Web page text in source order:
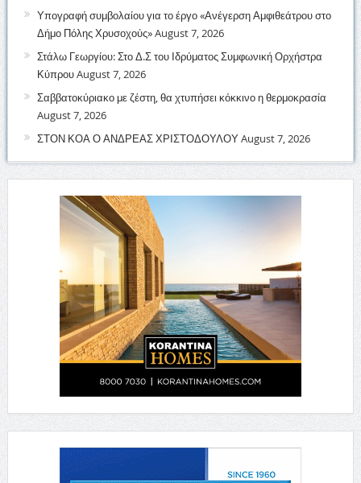
Υπογραφή συμβολαίου για το έργο «Ανέγερση Αμφιθεάτρου στο
Δήμο Πόλης Χρυσοχούς»August 7, 2026
Στάλω Γεωργίου: Στο Δ.Σ του Ιδρύματος Συμφωνική Ορχήστρα
ΚύπρουAugust 7, 2026
Σαββατοκύριακο με ζέστη, θα χτυπήσει κόκκινο η θερμοκρασία
August 7, 2026
ΣΤΟΝ ΚΟΑ Ο ΑΝΔΡΕΑΣ ΧΡΙΣΤΟΔΟΥΛΟΥAugust 7, 2026